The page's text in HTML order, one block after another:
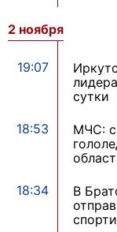
2 ноября
19:07
сутки
18:53
МЧС:
18:34
В